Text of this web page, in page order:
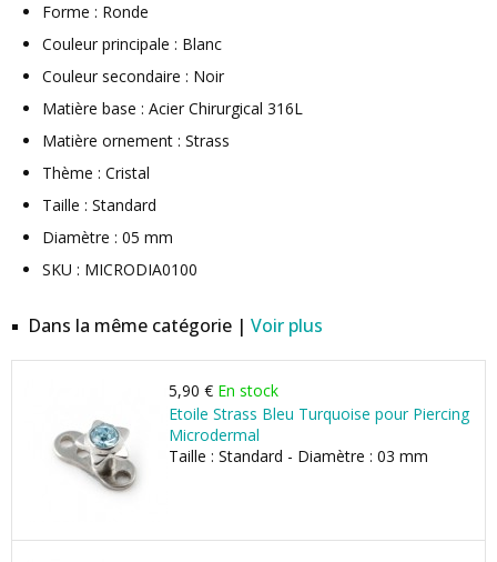
Forme : Ronde
Couleur principale : Blanc
Couleur secondaire : Noir
Matière base : Acier Chirurgical 316L
Matière ornement : Strass
Thème : Cristal
Taille : Standard
Diamètre : 05 mm
SKU : MICRODIA0100
Dans la même catégorie | Voir plus
5,90 € En stock
Etoile Strass Bleu Turquoise pour Piercing
Microdermal
Taille : Standard - Diamètre : 03 mm